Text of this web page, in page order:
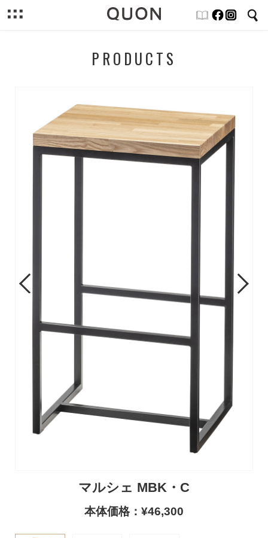
PRODUCTS
Previous
マルシェ MBK・C
本体価格：¥46,300
Next